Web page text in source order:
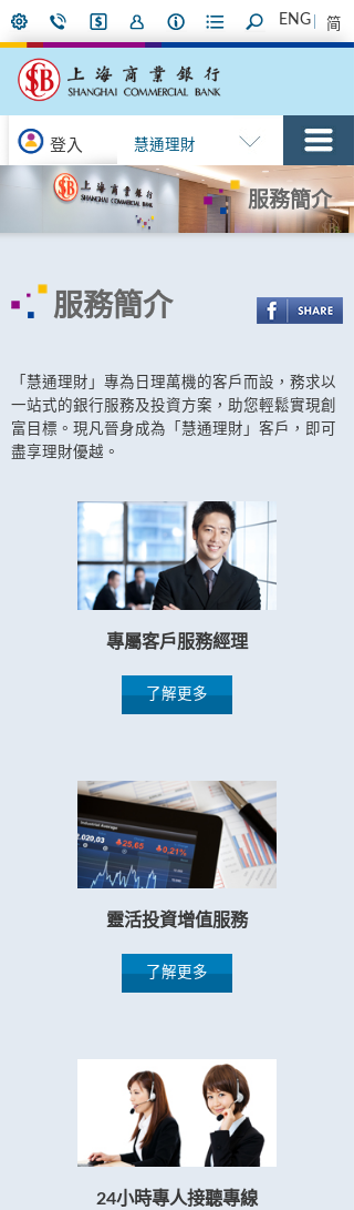
ENG 简
登入 慧通理財
服務簡介
服務簡介
「慧通理財」專為日理萬機的客戶而設，務求以
一站式的銀行服務及投資方案，助您輕鬆實現創
富目標。現凡晉身成為「慧通理財」客戶，即可
盡享理財優越。
專屬客戶服務經理
了解更多
靈活投資增值服務
了解更多
24小時專人接聽專線